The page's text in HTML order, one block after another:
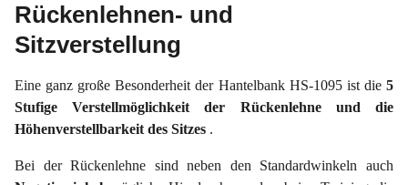
Rückenlehnen- und
Sitzverstellung
Eine ganz große Besonderheit der Hantelbank HS-1095 ist die 5
Stufige Verstellmöglichkeit der Rückenlehne und die
Höhenverstellbarkeit des Sitzes .
Bei der Rückenlehne sind neben den Standardwinkeln auch